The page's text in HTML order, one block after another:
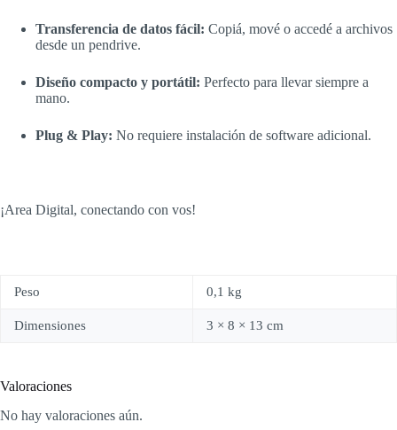
Transferencia de datos fácil: Copiá, mové o accedé a archivos
desde un pendrive.
Diseño compacto y portátil: Perfecto para llevar siempre a
mano.
Plug & Play: No requiere instalación de software adicional.
¡Area Digital, conectando con vos!
Peso 0,1 kg
Dimensiones 3 × 8 × 13 cm
Valoraciones
No hay valoraciones aún.